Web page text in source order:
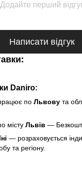
Додайте перший
Написати відгук
Daniro:
рацює по Львову та
місту Львів —
— розраховується
та регіону.